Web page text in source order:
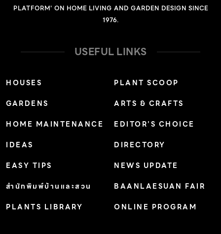
PLATFORM' ON HOME LIVING AND GARDEN DESIGN SINCE
1976.
USEFUL LINKS
HOUSES
GARDENS
HOME MAINTENANCE
IDEAS
EASY TIPS
สำนักพิมพ์บ้านและสวน
PLANTS LIBRARY
PLANT SCOOP
ARTS & CRAFTS
EDITOR’S CHOICE
DIRECTORY
NEWS UPDATE
BAANLAESUAN FAIR
ONLINE PROGRAM